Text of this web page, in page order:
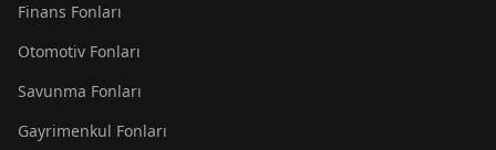
Finans Fonları
Otomotiv Fonları
Savunma Fonları
Gayrimenkul Fonları